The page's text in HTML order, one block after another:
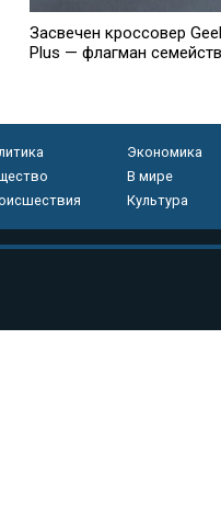
Засвечен кроссовер
Plus — флагман
Экономика
В мире
Культура